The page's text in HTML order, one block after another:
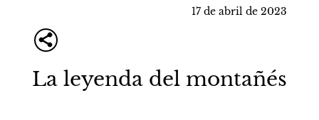
17 de abril de 2023
La leyenda del montañés